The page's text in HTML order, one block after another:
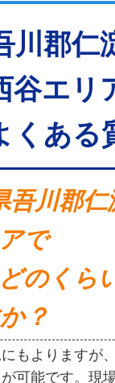
川郡仁
谷エリ
くある
吾川郡
で
のくら
？
もよりますが
可能です。現